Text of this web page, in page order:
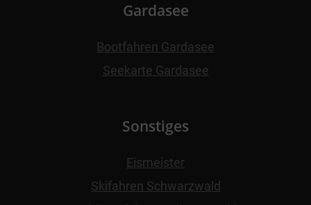
Gardasee
Bootfahren Gardasee
Seekarte Gardasee
Sonstiges
Eismeister
Skifahren Schwarzwald